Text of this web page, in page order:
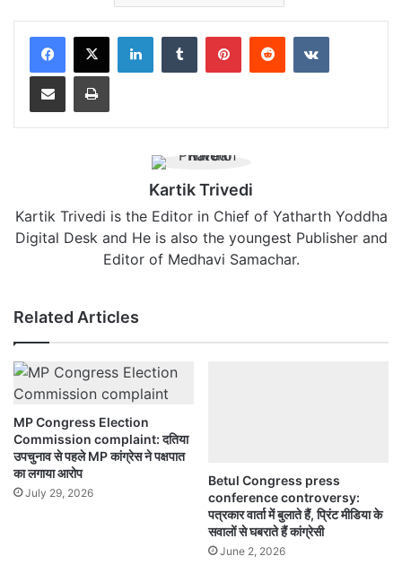
Kartik Trivedi
Kartik Trivedi is the Editor in Chief of Yatharth Yoddha
Digital Desk and He is also the youngest Publisher and
Editor of Medhavi Samachar.
Related Articles
MP Congress Election
Commission complaint: दतिया
उपचुनाव से पहले MP कांग्रेस ने पक्षपात
का लगाया आरोप
July 29, 2026
Betul Congress press
conference controversy:
पत्रकार वार्ता में बुलाते हैं, प्रिंट मीडिया के
सवालों से घबराते हैं कांग्रेसी
June 2, 2026